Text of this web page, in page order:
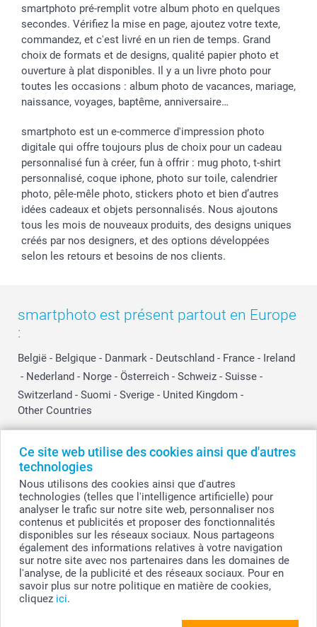
Ce site web utilise des cookies ainsi que d'autres
technologies
Nous utilisons des cookies ainsi que d'autres
technologies (telles que l'intelligence artificielle) pour
analyser le trafic sur notre site web, personnaliser nos
contenus et publicités et proposer des fonctionnalités
disponibles sur les réseaux sociaux. Nous partageons
également des informations relatives à votre navigation
sur notre site avec nos partenaires dans les domaines de
l'analyse, de la publicité et des réseaux sociaux. Pour en
savoir plus sur notre politique en matière de cookies,
cliquez ici.
Créez votre MyNameBook Animaux
smartphoto pré-remplit votre album photo en quelques
secondes. Vérifiez la mise en page, ajoutez votre texte,
commandez, et c'est livré en un rien de temps. Grand
choix de formats et de designs, qualité papier photo et
ouverture à plat disponibles. Il y a un livre photo pour
toutes les occasions : album photo de vacances, mariage,
naissance, voyages, baptême, anniversaire…
smartphoto est un e-commerce d'impression photo
digitale qui offre toujours plus de choix pour un cadeau
personnalisé fun à créer, fun à offrir : mug photo, t-shirt
personnalisé, coque iphone, photo sur toile, calendrier
photo, pêle-mêle photo, stickers photo et bien d’autres
idées cadeaux et objets personnalisés. Nous ajoutons
tous les mois de nouveaux produits, des designs uniques
créés par nos designers, et des options développées
selon les retours et besoins de nos clients.
smartphoto est présent partout en Europe
:
België - Belgique - Danmark - Deutschland - France - Ireland
- Nederland - Norge - Österreich - Schweiz - Suisse -
Switzerland - Suomi - Sverige - United Kingdom -
Other Countries
© smartphoto group. Tous droits réservés
smartphoto group SA.
Siège social : Kwatrechtsteenweg 160, 9230 Wetteren, Belgique
Numéro de TVA BE 0405.706.755
Numéro d'entreprise 0405.706.755.
Coordonnées bancaires: IBAN BE71 2850 2711 5569 - BIC: GEBABEBB
Tous les prix sont en EURO (€), TVA incluse et hors frais de port.